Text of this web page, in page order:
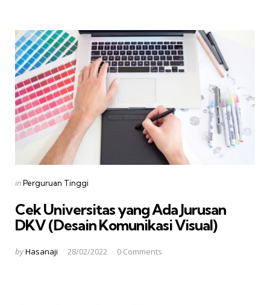
Categories
Posted
inPerguruan Tinggi
Cek Universitas yang Ada Jurusan
DKV (Desain Komunikasi Visual)
Posted
byHasanaji 28/02/2022 0 Comments